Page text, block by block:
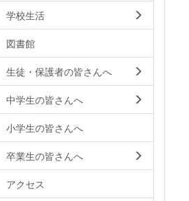
学校生活
図書館
生徒・保護者の皆さんへ
中学生の皆さんへ
小学生の皆さんへ
卒業生の皆さんへ
アクセス